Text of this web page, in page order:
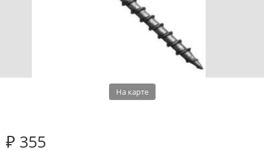
На карте
₽ 355